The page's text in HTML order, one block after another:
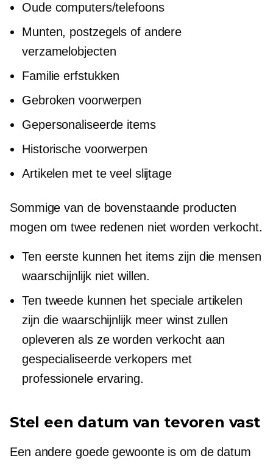
Oude computers/telefoons
Munten, postzegels of andere
verzamelobjecten
Familie erfstukken
Gebroken voorwerpen
Gepersonaliseerde items
Historische voorwerpen
Artikelen met te veel slijtage
Sommige van de bovenstaande producten
mogen om twee redenen niet worden verkocht.
Ten eerste kunnen het items zijn die mensen
waarschijnlijk niet willen.
Ten tweede kunnen het speciale artikelen
zijn die waarschijnlijk meer winst zullen
opleveren als ze worden verkocht aan
gespecialiseerde verkopers met
professionele ervaring.
Stel een datum van tevoren vast
Een andere goede gewoonte is om de datum